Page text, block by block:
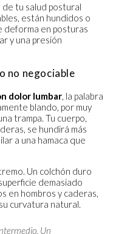
de tu salud postural
están hundidos o
deforma en posturas
y una presión
no negociable
dolor lumbar, la palabra
blando, por muy
trampa. Tu cuerpo,
se hundirá más
a una hamaca que
Un colchón duro
demasiado
en hombros y caderas,
curvatura natural.
Un